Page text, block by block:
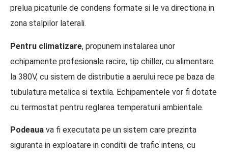
prelua picaturile de condens formate si le va directiona in
zona stalpilor laterali.
Pentru climatizare, propunem instalarea unor
echipamente profesionale racire, tip chiller, cu alimentare
la 380V, cu sistem de distributie a aerului rece pe baza de
tubulatura metalica si textila. Echipamentele vor fi dotate
cu termostat pentru reglarea temperaturii ambientale.
Podeaua va fi executata pe un sistem care prezinta
siguranta in exploatare in conditii de trafic intens, cu